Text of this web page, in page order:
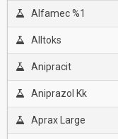
Alfamec %1
Alltoks
Anipracit
Aniprazol Kk
Aprax Large